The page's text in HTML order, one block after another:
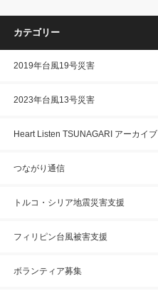
カテゴリー
2019年台風19号災害
2023年台風13号災害
Heart Listen TSUNAGARI アーカイブ
つながり通信
トルコ・シリア地震災害支援
フィリピン台風被害支援
ボランティア募集